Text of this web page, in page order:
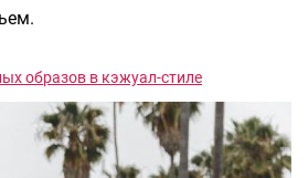
образов в кэжуал-стиле